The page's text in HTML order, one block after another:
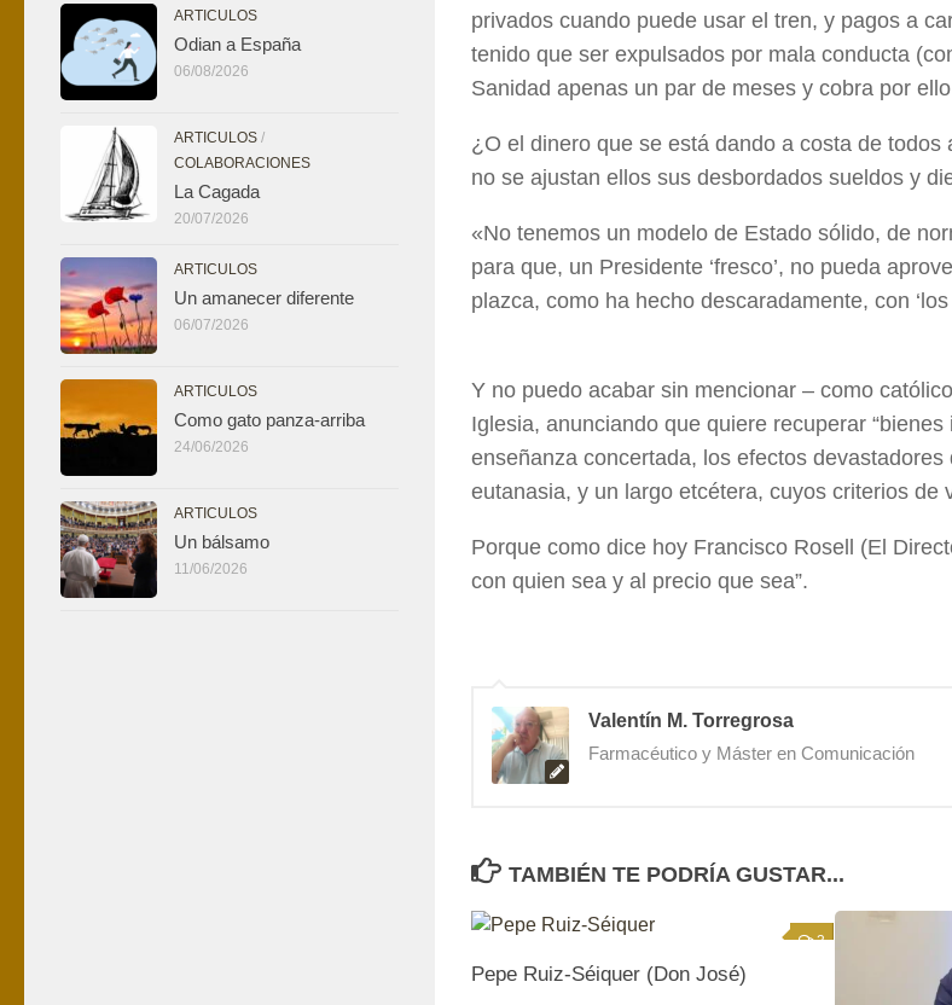
privados cuando puede usar el tren, y pagos a
tenido que ser expulsados por mala conducta
Sanidad apenas un par de meses y cobra por
¿O el dinero que se está dando a costa de
no se ajustan ellos sus desbordados sueldos y
«No tenemos un modelo de Estado sólido, de
para que, un Presidente ‘fresco’, no pueda
plazca, como ha hecho descaradamente, con
Y no puedo acabar sin mencionar – como
Iglesia, anunciando que quiere recuperar
enseñanza concertada, los efectos
eutanasia, y un largo etcétera, cuyos criterios
Porque como dice hoy Francisco Rosell (El
con quien sea y al precio que sea”.
Valentín M. Torregrosa
Farmacéutico y Máster en Comunicación
TAMBIÉN TE PODRÍA GUSTAR...
3
Pepe Ruiz-Séiquer (Don José)
ARTICULOS
Odian a España
06/08/2026
ARTICULOS /
COLABORACIONES
La Cagada
20/07/2026
ARTICULOS
Un amanecer diferente
06/07/2026
ARTICULOS
Como gato panza-arriba
24/06/2026
ARTICULOS
Un bálsamo
11/06/2026